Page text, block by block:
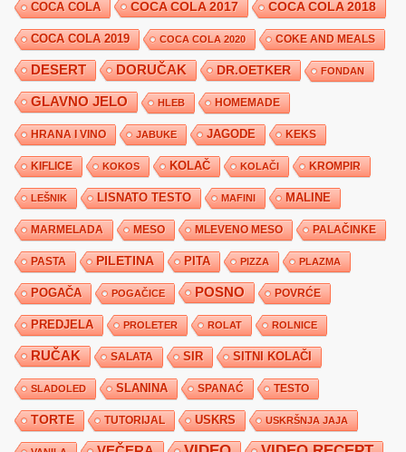
COCA COLA COCA COLA 2017 COCA COLA 2018
COCA COLA 2019 COCA COLA 2020 COKE AND MEALS
DESERT DORUČAK DR.OETKER FONDAN
GLAVNO JELO HLEB HOMEMADE
HRANA I VINO JABUKE JAGODE KEKS
KIFLICE KOKOS KOLAČ KOLAČI KROMPIR
LEŠNIK LISNATO TESTO MAFINI MALINE
MARMELADA MESO MLEVENO MESO PALAČINKE
PASTA PILETINA PITA PIZZA PLAZMA
POGAČA POGAČICE POSNO POVRĆE
PREDJELA PROLETER ROLAT ROLNICE
RUČAK SALATA SIR SITNI KOLAČI
SLADOLED SLANINA SPANAĆ TESTO
TORTE TUTORIJAL USKRS USKRŠNJA JAJA